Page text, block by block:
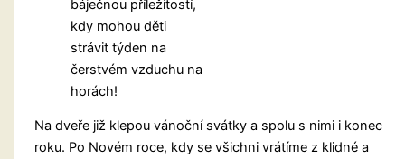
báječnou příležitostí,
kdy mohou děti
strávit týden na
čerstvém vzduchu na
horách!
Na dveře již klepou vánoční svátky a spolu s nimi i konec
roku. Po Novém roce, kdy se všichni vrátíme z klidné a